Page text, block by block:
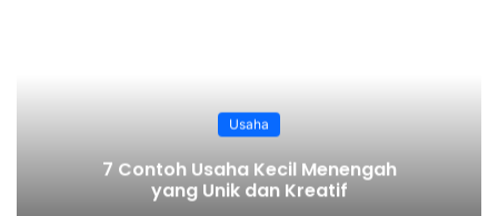
Checklist Dokumen untuk Mengurus Surat Izin Usaha
Langkah-Langkah Cara Mengurus Surat Izin Usaha
Dagang dari Nol
1. Menentukan Bentuk Usaha
Usaha
7 Contoh Usaha Kecil Menengah
yang Unik dan Kreatif